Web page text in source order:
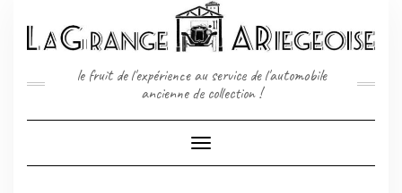
content
le fruit de l'expérience au service de l'automobile
ancienne de collection !
Toggle
Navigation